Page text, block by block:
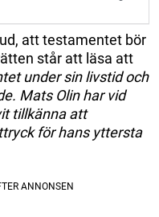
att testamentet bör
står att läsa att
under sin livstid och
Mats Olin har vid
tillkänna att
för hans yttersta